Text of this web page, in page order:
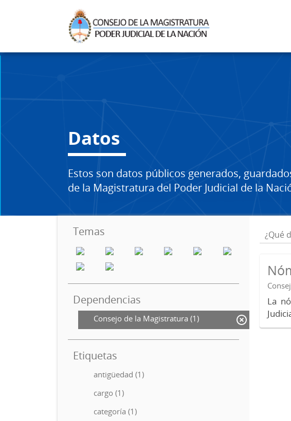
Datos
Estos son datos públicos generados,
de la Magistratura del Poder Judicial de la
Temas
Dependencias
Consejo de la Magistratura (1)
Etiquetas
antigüedad (1)
cargo (1)
categoría (1)
La